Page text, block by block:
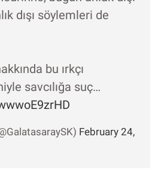
dışı söylemleri de
bu ırkçı
savcılığa suç…
February 24,